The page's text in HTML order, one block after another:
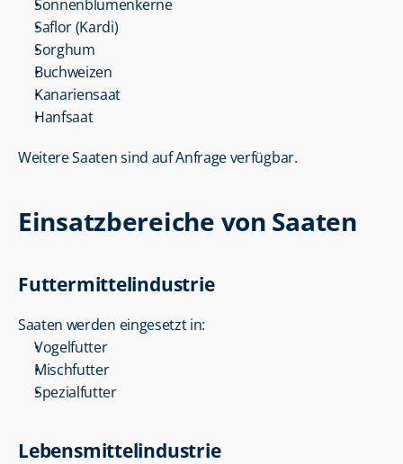
Sonnenblumenkerne
Saflor (Kardi)
Sorghum
Buchweizen
Kanariensaat
Hanfsaat
Weitere Saaten sind auf Anfrage verfügbar.
Einsatzbereiche von Saaten
Futtermittelindustrie
Saaten werden eingesetzt in:
Vogelfutter
Mischfutter
Spezialfutter
Lebensmittelindustrie